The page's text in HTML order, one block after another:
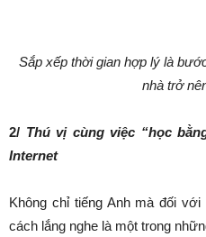
Sắp xếp thời gian hợp lý là
nhà trở
2/ Thú vị cùng việc “học
Internet
Không chỉ tiếng Anh mà đối
cách lắng nghe là một trong